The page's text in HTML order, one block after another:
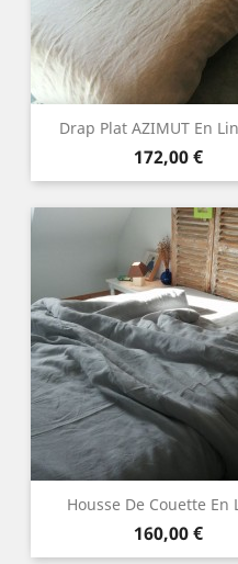
Drap Plat AZIMUT En
Prix
172,00 €
Housse De Couette En
Prix
160,00 €